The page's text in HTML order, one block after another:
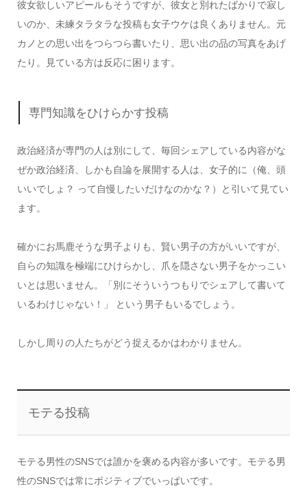
彼女欲しいアピールもそうですが、彼女と別れたばかりで寂し
いのか、未練タラタラな投稿も女子ウケは良くありません。元
カノとの思い出をつらつら書いたり、思い出の品の写真をあげ
たり。見ている方は反応に困ります。
専門知識をひけらかす投稿
政治経済が専門の人は別にして、毎回シェアしている内容がな
ぜか政治経済、しかも自論を展開する人は、女子的に（俺、頭
いいでしょ？ って自慢したいだけなのかな？）と引いて見てい
ます。
確かにお馬鹿そうな男子よりも、賢い男子の方がいいですが、
自らの知識を極端にひけらかし、爪を隠さない男子をかっこい
いとは思いません。「別にそういうつもりでシェアして書いて
いるわけじゃない！」 という男子もいるでしょう。
しかし周りの人たちがどう捉えるかはわかりません。
モテる投稿
モテる男性のSNSでは誰かを褒める内容が多いです。モテる男
性のSNSでは常にポジティブでいっぱいです。